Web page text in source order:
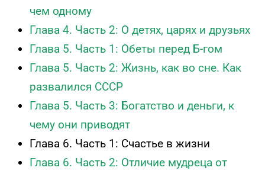
чем одному
Глава 4. Часть 2: О детях, царях и друзьях
Глава 5. Часть 1: Обеты перед Б-гом
Глава 5. Часть 2: Жизнь, как во сне. Как
развалился СССР
Глава 5. Часть 3: Богатство и деньги, к
чему они приводят
Глава 6. Часть 1: Счастье в жизни
Глава 6. Часть 2: Отличие мудреца от